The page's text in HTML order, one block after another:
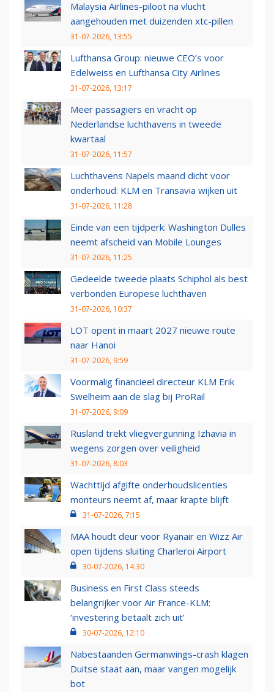
Malaysia Airlines-piloot na vlucht
aangehouden met duizenden xtc-pillen
31-07-2026, 13:55
Lufthansa Group: nieuwe CEO’s voor
Edelweiss en Lufthansa City Airlines
31-07-2026, 13:17
Meer passagiers en vracht op
Nederlandse luchthavens in tweede
kwartaal
31-07-2026, 11:57
Luchthavens Napels maand dicht voor
onderhoud: KLM en Transavia wijken uit
31-07-2026, 11:28
Einde van een tijdperk: Washington Dulles
neemt afscheid van Mobile Lounges
31-07-2026, 11:25
Gedeelde tweede plaats Schiphol als best
verbonden Europese luchthaven
31-07-2026, 10:37
LOT opent in maart 2027 nieuwe route
naar Hanoi
31-07-2026, 9:59
Voormalig financieel directeur KLM Erik
Swelheim aan de slag bij ProRail
31-07-2026, 9:09
Rusland trekt vliegvergunning Izhavia in
wegens zorgen over veiligheid
31-07-2026, 8:03
Wachttijd afgifte onderhoudslicenties
monteurs neemt af, maar krapte blijft
31-07-2026, 7:15
MAA houdt deur voor Ryanair en Wizz Air
open tijdens sluiting Charleroi Airport
30-07-2026, 14:30
Business en First Class steeds
belangrijker voor Air France-KLM:
‘investering betaalt zich uit’
30-07-2026, 12:10
Nabestaanden Germanwings-crash klagen
Duitse staat aan, maar vangen mogelijk
bot